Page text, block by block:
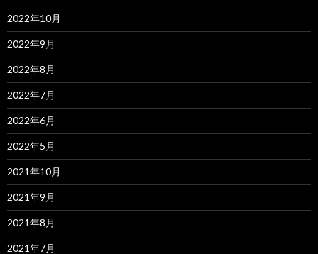
2022年10月
2022年9月
2022年8月
2022年7月
2022年6月
2022年5月
2021年10月
2021年9月
2021年8月
2021年7月